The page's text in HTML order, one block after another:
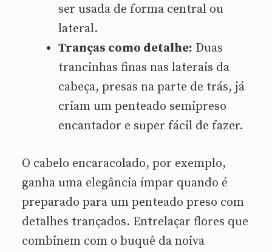
ser usada de forma central ou
lateral.
Tranças como detalhe: Duas
trancinhas finas nas laterais da
cabeça, presas na parte de trás, já
criam um penteado semipreso
encantador e super fácil de fazer.
O cabelo encaracolado, por exemplo,
ganha uma elegância ímpar quando é
preparado para um penteado preso com
detalhes trançados. Entrelaçar flores que
combinem com o buquê da noiva